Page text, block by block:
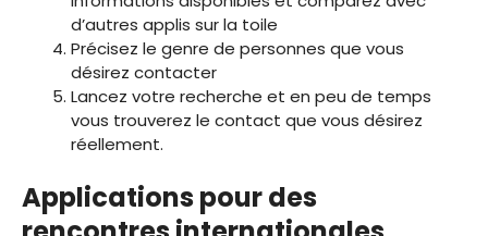
d’autres applis sur la toile
Précisez le genre de personnes que vous
désirez contacter
Lancez votre recherche et en peu de temps
vous trouverez le contact que vous désirez
réellement.
Applications pour des